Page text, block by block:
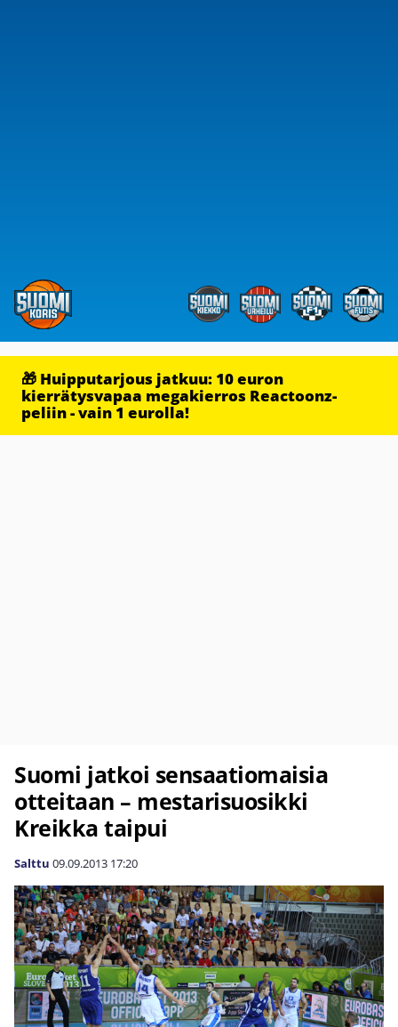
🎁 Huipputarjous jatkuu: 10 euron
kierrätysvapaa megakierros Reactoonz-
peliin - vain 1 eurolla!
Suomi jatkoi sensaatiomaisia
otteitaan – mestarisuosikki
Kreikka taipui
Salttu 09.09.2013 17:20